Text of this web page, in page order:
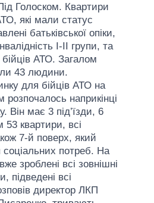
Голоском. Квартири
які мали статус
батьківської опіки,
І-ІІ групи, та
АТО. Загалом
43 людини.
для бійців АТО на
розпочалось наприкінці
Він має 3 під’їзди, 6
53 квартири, всі
7-й поверх, який
потреб. На
зроблені всі зовнішні
підведені всі
директор ЛКП